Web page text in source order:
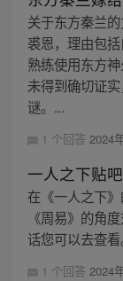
关于东方秦兰
裘恩，理由包
熟练使用东方
未得到确切证
谜。...
1 个回答 2024
一人之下贴吧
在《一人之下
《周易》的角
话您可以去查看
1 个回答 2024